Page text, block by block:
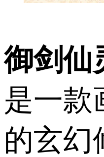
御剑仙
是一款
的玄幻